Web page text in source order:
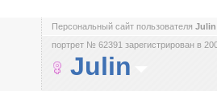
Персональный сайт пользователя
портрет № 62391 зарегистрирован в
Julin